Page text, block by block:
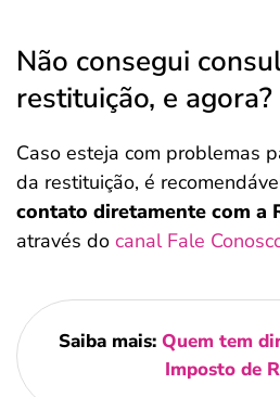
Não consegui
restituição, e agora?
Caso esteja com problemas
da restituição, é
contato diretamente com a
através do canal Fale
Saiba mais: Quem tem
Imposto de